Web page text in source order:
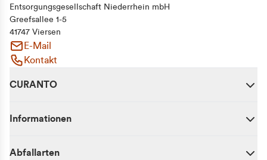
Entsorgungsgesellschaft Niederrhein mbH
Greefsallee 1-5
41747 Viersen
E-Mail
Kontakt
CURANTO
Informationen
Abfallarten